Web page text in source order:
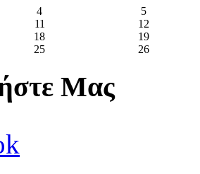
4
5
11
12
18
19
25 26
Μας